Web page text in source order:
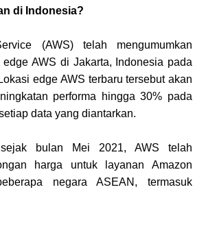
di Indonesia?
(AWS) telah mengumumkan
AWS di Jakarta, Indonesia pada
edge AWS terbaru tersebut akan
performa hingga 30% pada
data yang diantarkan.
bulan Mei 2021, AWS telah
harga untuk layanan Amazon
negara ASEAN, termasuk